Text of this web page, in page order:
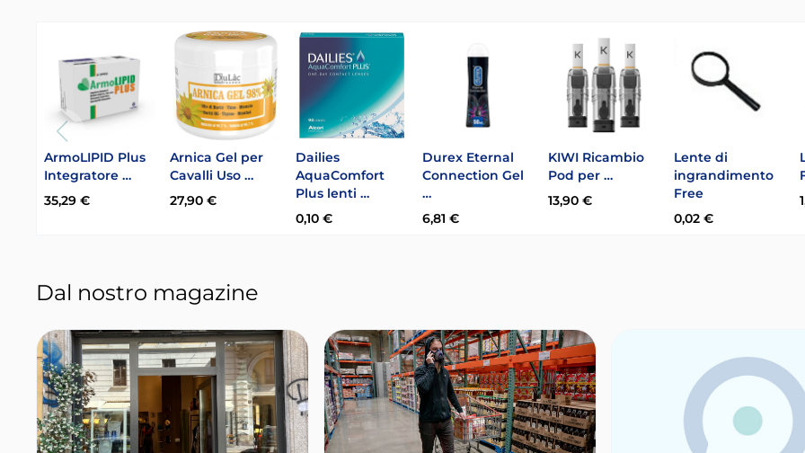
ArmoLIPID Plus
Integratore …
35,29 €
Arnica Gel per
Cavalli Uso …
27,90 €
Dailies
AquaComfort
Plus lenti …
0,10 €
Durex Eternal
Connection Gel
…
6,81 €
KIWI Ricambio
Pod per …
13,90 €
Lente di
ingrandimento
Free
0,02 €
Dal nostro magazine